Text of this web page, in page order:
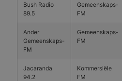
Bush Radio
89.5
Gemeenskaps-
FM
Ander
Gemeenskaps-
FM
Gemeenskaps-
FM
Jacaranda
94.2
Kommersiële
FM